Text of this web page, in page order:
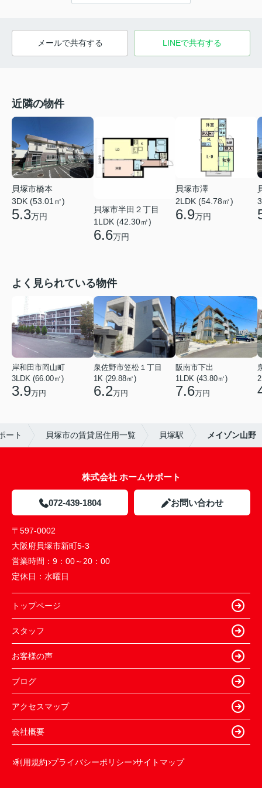
メールで共有する LINEで共有する
近隣の物件
貝塚市橋本
3DK (53.01㎡)
5.3万円
貝塚市半田２丁目
1LDK (42.30㎡)
6.6万円
貝塚市澤
2LDK (54.78㎡)
6.9万円
よく見られている物件
岸和田市岡山町
3LDK (66.00㎡)
3.9万円
泉佐野市笠松１丁目
1K (29.88㎡)
6.2万円
阪南市下出
1LDK (43.80㎡)
7.6万円
ート 貝塚市の賃貸居住用一覧 貝塚駅 メイゾン山野
株式会社 ホームサポート
072-439-1804 お問い合わせ
〒597-0002
大阪府貝塚市新町5-3
営業時間： 9：00～20：00
定休日： 水曜日
トップページ
スタッフ
お客様の声
ブログ
アクセスマップ
会社概要
利用規約 プライバシーポリシー サイトマップ